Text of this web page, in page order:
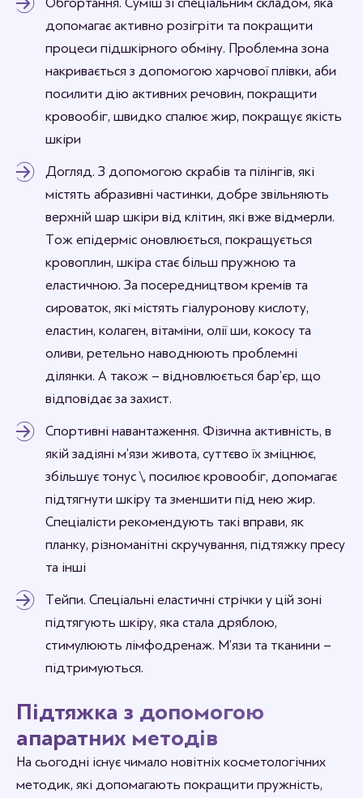
допомагає активно розігріти та покращити
процеси підшкірного обміну. Проблемна зона
накривається з допомогою харчової плівки, аби
посилити дію активних речовин, покращити
кровообіг, швидко спалює жир, покращує якість
шкіри
Догляд. З допомогою скрабів та пілінгів, які
містять абразивні частинки, добре звільняють
верхній шар шкіри від клітин, які вже відмерли.
Тож епідерміс оновлюється, покращується
кровоплин, шкіра стає більш пружною та
еластичною. За посередництвом кремів та
сироваток, які містять гіалуронову кислоту,
еластин, колаген, вітаміни, олії ши, кокосу та
оливи, ретельно наводнюють проблемні
ділянки. А також – відновлюється бар’єр, що
відповідає за захист.
Спортивні навантаження. Фізична активність, в
якій задіяні м’язи живота, суттєво їх зміцнює,
збільшує тонус \, посилює кровообіг, допомагає
підтягнути шкіру та зменшити під нею жир.
Спеціалісти рекомендують такі вправи, як
планку, різноманітні скручування, підтяжку пресу
та інші
Тейпи. Спеціальні еластичні стрічки у цій зоні
підтягують шкіру, яка стала дряблою,
стимулюють лімфодренаж. М’язи та тканини –
підтримуються.
Підтяжка з допомогою
апаратних методів
На сьогодні існує чимало новітніх косметологічних
методик, які допомагають покращити пружність,